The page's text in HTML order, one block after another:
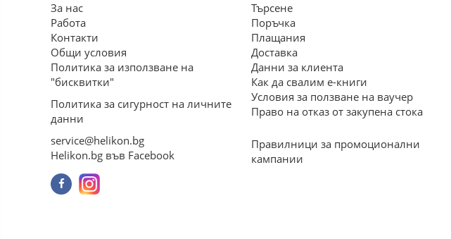
За нас
Работа
Контакти
Общи условия
Политика за използване на
"бисквитки"
Политика за сигурност на личните
данни
service@helikon.bg
Helikon.bg във Facebook
Търсене
Поръчка
Плащания
Доставка
Данни за клиента
Как да свалим е-книги
Условия за ползване на ваучер
Право на отказ от закупена стока
Правилници за промоционални
кампании